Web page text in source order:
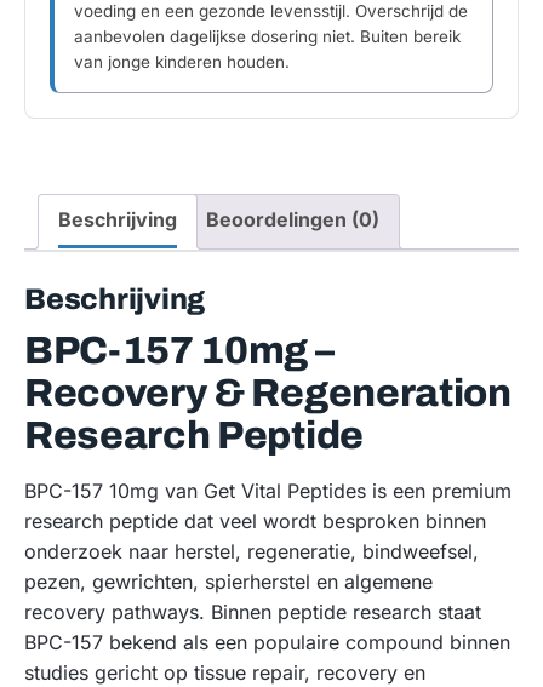
voeding en een gezonde levensstijl. Overschrijd de
aanbevolen dagelijkse dosering niet. Buiten bereik
van jonge kinderen houden.
Beschrijving Beoordelingen (0)
Beschrijving
BPC-157 10mg –
Recovery & Regeneration
Research Peptide
BPC-157 10mg van Get Vital Peptides is een premium
research peptide dat veel wordt besproken binnen
onderzoek naar herstel, regeneratie, bindweefsel,
pezen, gewrichten, spierherstel en algemene
recovery pathways. Binnen peptide research staat
BPC-157 bekend als een populaire compound binnen
studies gericht op tissue repair, recovery en